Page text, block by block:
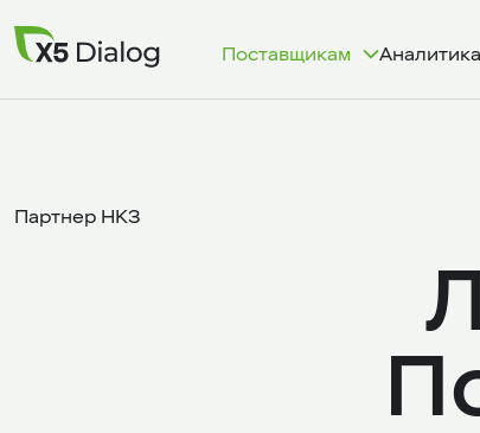
Поставщикам Аналитика
Партнер НКЗ